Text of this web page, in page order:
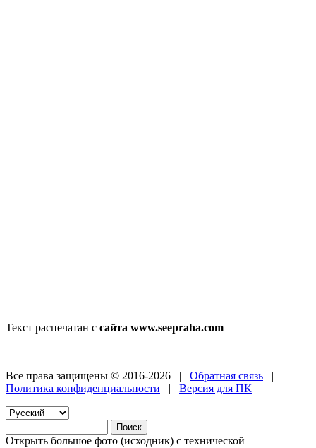
Текст распечатан с сайта www.seepraha.com
Все права защищены © 2016-2026 | Обратная связь |
Политика конфиденциальности | Версия для ПК
Открыть большое фото (исходник) с технической